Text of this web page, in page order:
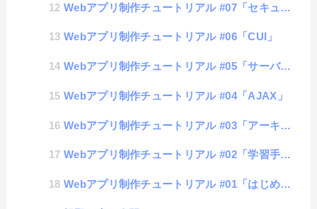
Webアプリ制作チュートリアル #07「セキュリティ」
Webアプリ制作チュートリアル #06「CUI」
Webアプリ制作チュートリアル #05「サーバー」
Webアプリ制作チュートリアル #04「AJAX」
Webアプリ制作チュートリアル #03「アーキテクチャ」
Webアプリ制作チュートリアル #02「学習手順」
Webアプリ制作チュートリアル #01「はじめの一歩」